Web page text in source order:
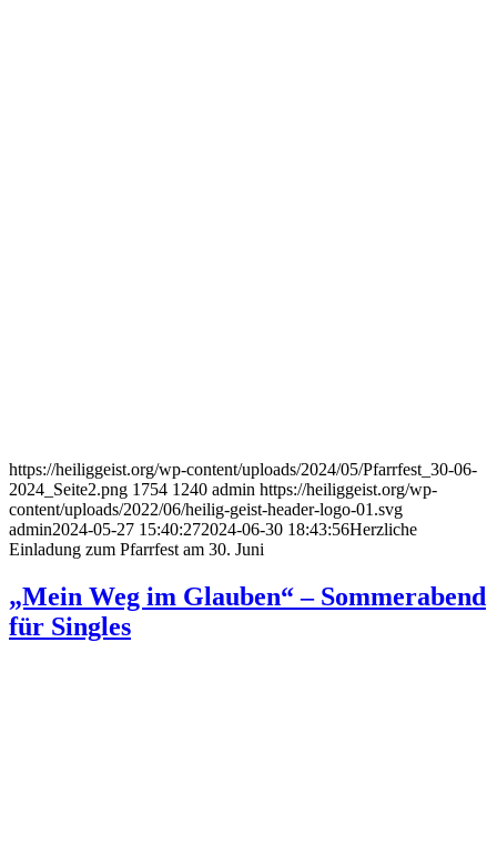
https://heiliggeist.org/wp-content/uploads/2024/05/Pfarrfest_30-06-
2024_Seite2.png 1754 1240 admin https://heiliggeist.org/wp-
content/uploads/2022/06/heilig-geist-header-logo-01.svg
admin2024-05-27 15:40:272024-06-30 18:43:56Herzliche
Einladung zum Pfarrfest am 30. Juni
„Mein Weg im Glauben“ – Sommerabend
für Singles